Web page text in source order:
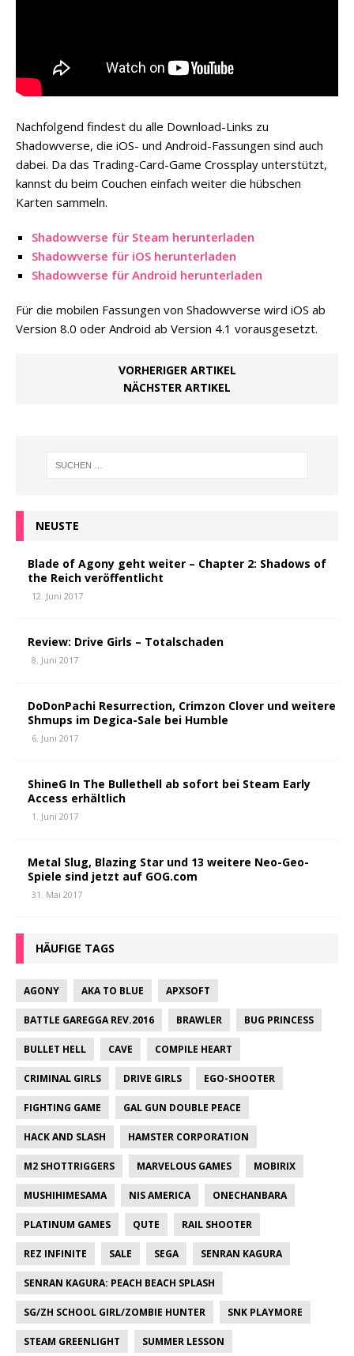
Nachfolgend findest du alle Download-Links zu
Shadowverse, die iOS- und Android-Fassungen sind auch
dabei. Da das Trading-Card-Game Crossplay unterstützt,
kannst du beim Couchen einfach weiter die hübschen
Karten sammeln.
Shadowverse für Steam herunterladen
Shadowverse für iOS herunterladen
Shadowverse für Android herunterladen
Für die mobilen Fassungen von Shadowverse wird iOS ab
Version 8.0 oder Android ab Version 4.1 vorausgesetzt.
VORHERIGER ARTIKEL
NÄCHSTER ARTIKEL
NEUSTE
Blade of Agony geht weiter – Chapter 2: Shadows of
the Reich veröffentlicht
12. Juni 2017
Review: Drive Girls – Totalschaden
8. Juni 2017
DoDonPachi Resurrection, Crimzon Clover und weitere
Shmups im Degica-Sale bei Humble
6. Juni 2017
ShineG In The Bullethell ab sofort bei Steam Early
Access erhältlich
1. Juni 2017
Metal Slug, Blazing Star und 13 weitere Neo-Geo-
Spiele sind jetzt auf GOG.com
31. Mai 2017
HÄUFIGE TAGS
AGONY AKA TO BLUE APXSOFT
BATTLE GAREGGA REV.2016 BRAWLER BUG PRINCESS
BULLET HELL CAVE COMPILE HEART
CRIMINAL GIRLS DRIVE GIRLS EGO-SHOOTER
FIGHTING GAME GAL GUN DOUBLE PEACE
HACK AND SLASH HAMSTER CORPORATION
M2 SHOTTRIGGERS MARVELOUS GAMES MOBIRIX
MUSHIHIMESAMA NIS AMERICA ONECHANBARA
PLATINUM GAMES QUTE RAIL SHOOTER
REZ INFINITE SALE SEGA SENRAN KAGURA
SENRAN KAGURA: PEACH BEACH SPLASH
SG/ZH SCHOOL GIRL/ZOMBIE HUNTER SNK PLAYMORE
STEAM GREENLIGHT SUMMER LESSON